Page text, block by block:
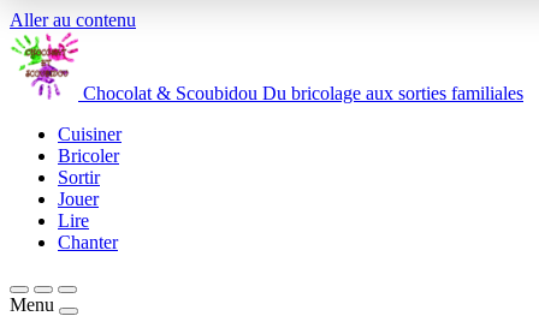
Aller au contenu
Chocolat & Scoubidou Du bricolage aux sorties familiales
Cuisiner
Bricoler
Sortir
Jouer
Lire
Chanter
Menu